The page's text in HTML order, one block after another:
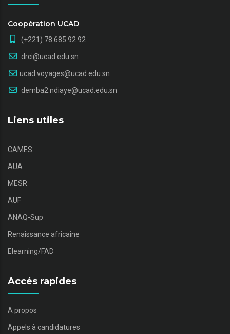
Coopération UCAD
(+221) 78 685 92 92
drci@ucad.edu.sn
ucad.voyages@ucad.edu.sn
demba2.ndiaye@ucad.edu.sn
Liens utiles
CAMES
AUA
MESR
AUF
ANAQ-Sup
Renaissance africaine
Elearning/FAD
Accés rapides
A propos
Appels à candidatures